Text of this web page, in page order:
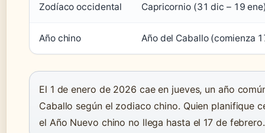
Zodíaco occidental Capricornio (31 dic – 19
Año chino Año del Caballo (comienza
El 1 de enero de 2026 cae en jueves, un año
Caballo según el zodiaco chino. Quien planifique
el Año Nuevo chino no llega hasta el 17 de febrero.